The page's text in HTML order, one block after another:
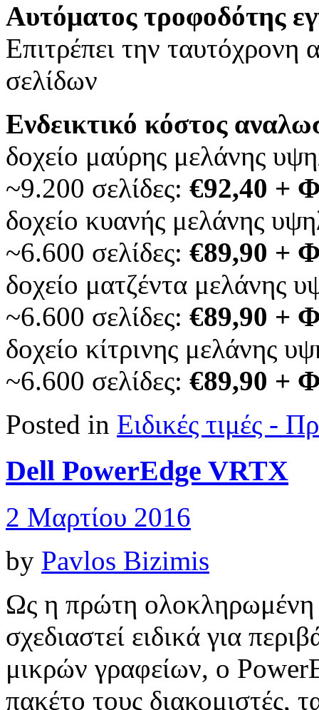
Αυτόματος τροφοδότης
Επιτρέπει την
σελίδων
Ενδεικτικό κόστος
δοχείο μαύρης μελάνης
~9.200 σελίδες: €92,40 +
δοχείο κυανής μελάνης
~6.600 σελίδες: €89,90 +
δοχείο ματζέντα μελάνης
~6.600 σελίδες: €89,90 +
δοχείο κίτρινης μελάνης
~6.600 σελίδες: €89,90 +
Posted in Ειδικές τιμές -
Dell PowerEdge VRTX
2 Μαρτίου 2016
by Pavlos Bizimis
Ως η πρώτη ολοκληρωμένη
σχεδιαστεί ειδικά για
μικρών γραφείων, ο
πακέτο τους διακομιστές,